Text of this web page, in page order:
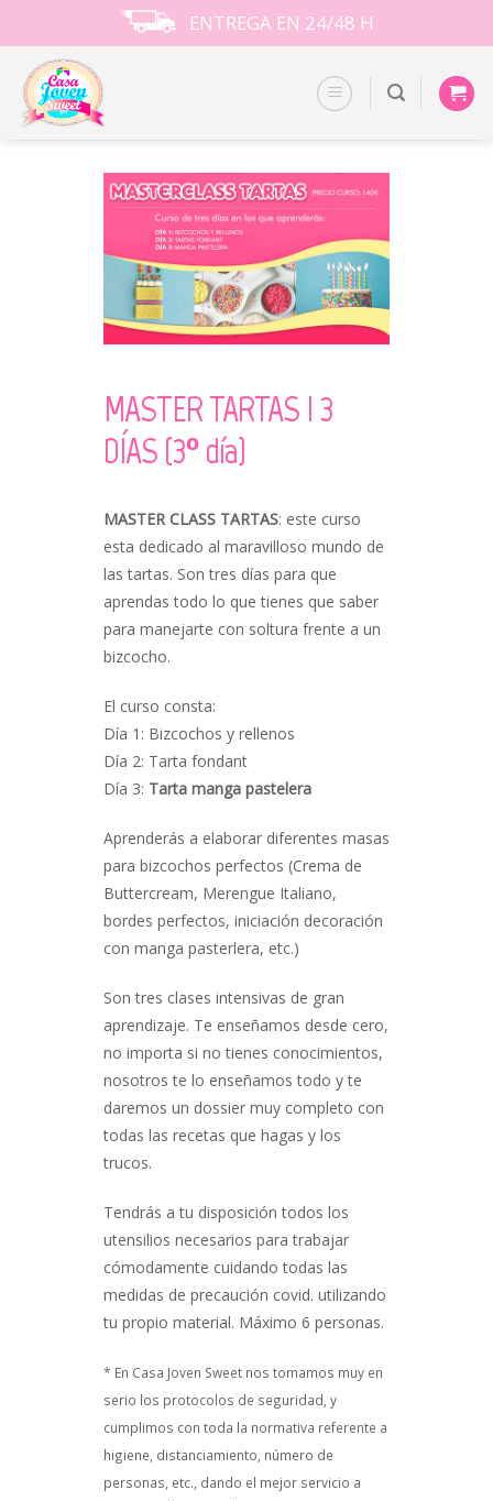
to
content
ENTREGA EN 24/48 H
MASTER TARTAS I 3
DÍAS (3º día)
MASTER CLASS TARTAS: este curso
esta dedicado al maravilloso mundo de
las tartas. Son tres días para que
aprendas todo lo que tienes que saber
para manejarte con soltura frente a un
bizcocho.
El curso consta:
Día 1: Bizcochos y rellenos
Día 2: Tarta fondant
Día 3: Tarta manga pastelera
Aprenderás a elaborar diferentes masas
para bizcochos perfectos (Crema de
Buttercream, Merengue Italiano,
bordes perfectos, iniciación decoración
con manga pasterlera, etc.)
Son tres clases intensivas de gran
aprendizaje. Te enseñamos desde cero,
no importa si no tienes conocimientos,
nosotros te lo enseñamos todo y te
daremos un dossier muy completo con
todas las recetas que hagas y los
trucos.
Tendrás a tu disposición todos los
utensilios necesarios para trabajar
cómodamente cuidando todas las
medidas de precaución covid. utilizando
tu propio material. Máximo 6 personas.
* En Casa Joven Sweet nos tomamos muy en
serio los protocolos de seguridad, y
cumplimos con toda la normativa referente a
higiene, distanciamiento, número de
personas, etc., dando el mejor servicio a